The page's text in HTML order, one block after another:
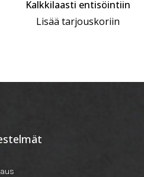
Kalkkilaasti entisöintiin
Lisää tarjouskoriin